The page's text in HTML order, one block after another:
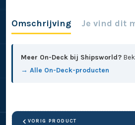
Omschrijving Je vind dit
Meer On-Deck bij Shipsworld?
→ Alle On-Deck-producten
VORIG PRODUCT